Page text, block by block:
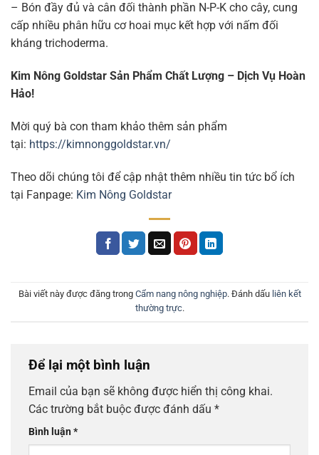
– Bón đầy đủ và cân đối thành phần N-P-K cho cây, cung
cấp nhiều phân hữu cơ hoai mục kết hợp với nấm đối
kháng trichoderma.
Kim Nông Goldstar Sản Phẩm Chất Lượng – Dịch Vụ Hoàn
Hảo!
Mời quý bà con tham khảo thêm sản phẩm
tại: https://kimnonggoldstar.vn/
Theo dõi chúng tôi để cập nhật thêm nhiều tin tức bổ ích
tại Fanpage: Kim Nông Goldstar
Bài viết này được đăng trong Cẩm nang nông nghiệp. Đánh dấu liên kết
thường trực.
Để lại một bình luận
Email của bạn sẽ không được hiển thị công khai.
Các trường bắt buộc được đánh dấu *
Bình luận*